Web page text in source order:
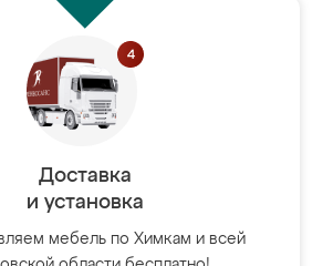
Доставка
и установка
мебель по Химкам и всей